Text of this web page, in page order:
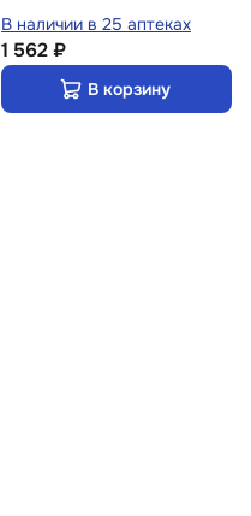
В наличии в 25 аптеках
1 562 ₽
В корзину